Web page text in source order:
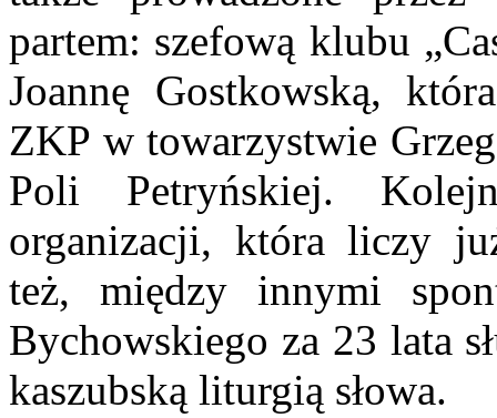
partem: szefową klubu
Joannę Gostkowską,
ZKP w towarzystwie
Poli Petryńskiej.
organizacji, która liczy
też, między innymi
Bychowskiego za 23 lata
kaszubską liturgią słowa.